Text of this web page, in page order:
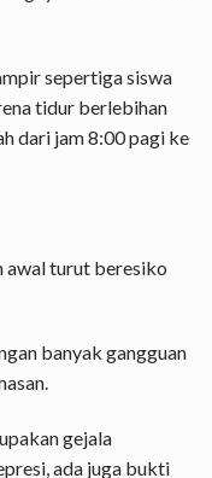
sepertiga siswa
tidur berlebihan
dari jam 8:00 pagi ke
awal turut beresiko
banyak gangguan
gejala
ada juga bukti